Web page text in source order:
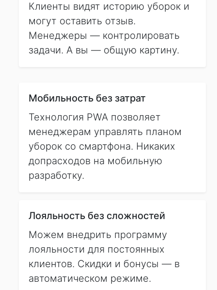
Клиенты видят историю уборок и
могут оставить отзыв.
Менеджеры — контролировать
задачи. А вы — общую картину.
Мобильность без затрат
Технология PWA позволяет
менеджерам управлять планом
уборок со смартфона. Никаких
допрасходов на мобильную
разработку.
Лояльность без сложностей
Можем внедрить программу
лояльности для постоянных
клиентов. Скидки и бонусы — в
автоматическом режиме.